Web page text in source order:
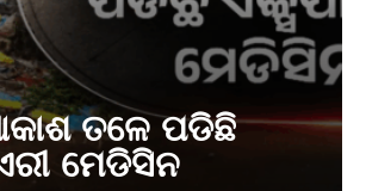
ତଳେ ପଡିଛି
ମେଡିସିନ